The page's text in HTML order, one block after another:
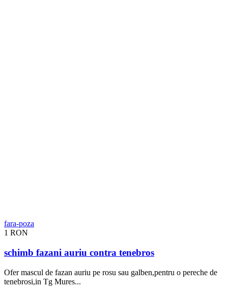
1 RON
schimb fazani auriu contra tenebros
Ofer mascul de fazan auriu pe rosu sau galben,pentru o pereche de
tenebrosi,in Tg Mures...